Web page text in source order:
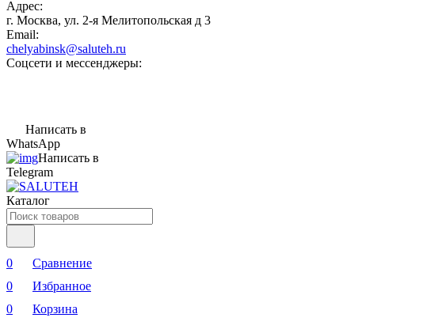
Адрес:
г. Москва, ул. 2-я Мелитопольская д 3
Email:
chelyabinsk@saluteh.ru
Соцсети и мессенджеры:
Написать в
WhatsApp
Написать в
Telegram
Каталог
0
Сравнение
0
Избранное
0
Корзина